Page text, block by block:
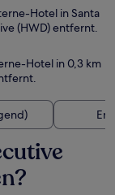
Hotel in Santa
(HWD) entfernt.
Hotel in 0,3 km